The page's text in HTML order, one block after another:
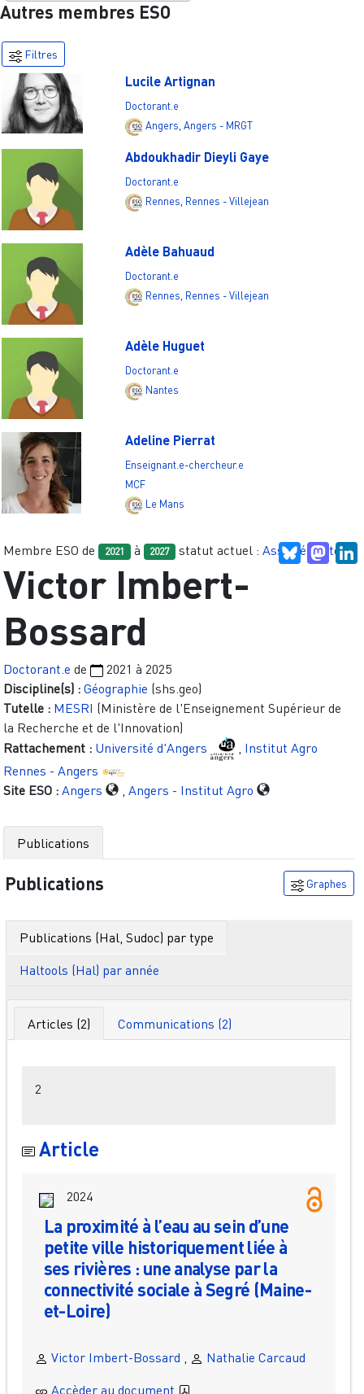
Autres membres ESO
Filtres
Lucile Artignan
Doctorant.e
Angers, Angers - MRGT
Abdoukhadir Dieyli Gaye
Doctorant.e
Rennes Rennes - Villejean
Adèle Bahuaud
Doctorant.e
Rennes Rennes - Villejean
Adèle Huguet
Doctorant.e
Nantes
Adeline Pierrat
Enseignant.e-chercheur.e
MCF
Le Mans
Bluesky
Membre ESO de 2021 à 2027 statut actuel :Associé.e site
Victor Imbert-
Bossard
Doctorant.e de 2021 à 2025
Discipline(s) : Géographie (shs.geo)
Tutelle : MESRI (Ministère de l'Enseignement Supérieur de
la Recherche et de l'Innovation)
Rattachement : Université d'Angers
Institut Agro
Rennes - Angers
Site ESO : Angers , Angers - Institut Agro
Publications
Publications Graphes
Publications (Hal, Sudoc) par type
Haltools (Hal) par année
Articles (2) Communications (2)
2
Article
2024
La proximité à l’eau au sein d’une
petite ville historiquement liée à
ses rivières : une analyse par la
connectivité sociale à Segré (Maine-
et-Loire)
Victor Imbert-Bossard
Nathalie Carcaud
Accèder au document